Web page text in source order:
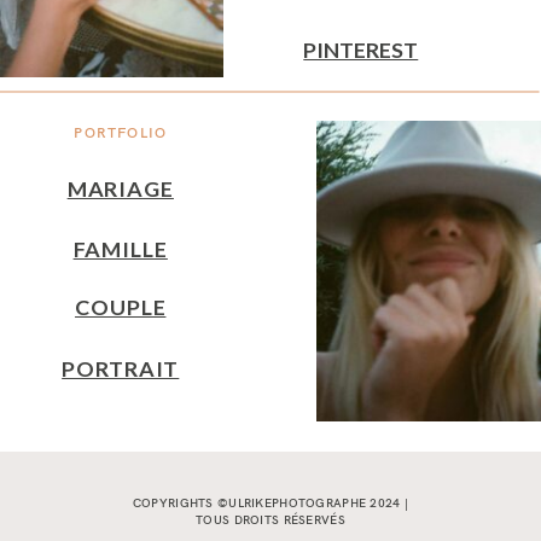
PORTFOLIO
MARIAGE
FAMILLE
PINTEREST
COUPLE
PORTRAIT
COPYRIGHTS ©ULRIKEPHOTOGRAPHE 2024 |
TOUS DROITS RÉSERVÉS